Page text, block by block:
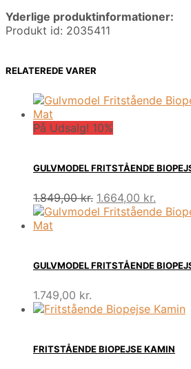
Yderlige produktinformationer:
Produkt id: 2035411
RELATEREDE VARER
På Udsalg! 10%
GULVMODEL FRITSTÅENDE
1.849,00kr. Den
oprindelige
1.664,00 kr.
GULVMODEL FRITSTÅENDE
1.749,00 kr.
FRITSTÅENDE BIOPEJSE KAMIN